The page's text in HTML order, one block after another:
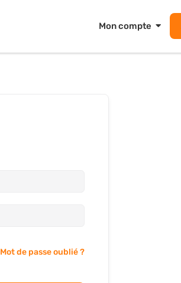
Mon compte
Mot de passe oublié ?